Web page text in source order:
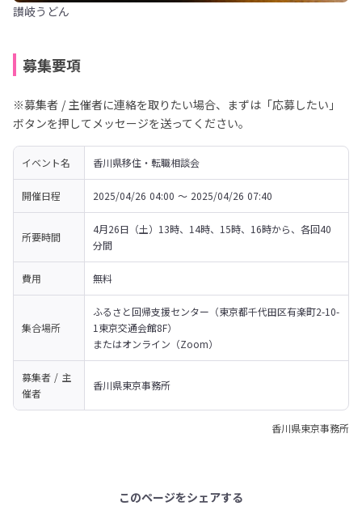
讃岐うどん
募集要項
※募集者 / 主催者に連絡を取りたい場合、まずは「応募したい」
ボタンを押してメッセージを送ってください。
イベント名 香川県移住・転職相談会
開催日程 2025/04/26 04:00 〜 2025/04/26 07:40
所要時間
4月26日（土）13時、14時、15時、16時から、各回40
分間
費用 無料
集合場所
ふるさと回帰支援センター（東京都千代田区有楽町2-10-
1東京交通会館8F）
またはオンライン（Zoom）
募集者 / 主
催者
香川県東京事務所
香川県東京事務所
このページをシェアする